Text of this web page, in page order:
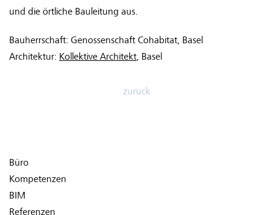
und die örtliche Bauleitung aus.
Bauherrschaft: Genossenschaft Cohabitat, Basel
Architektur: Kollektive Architekt, Basel
zurück
Büro
Kompetenzen
BIM
Referenzen